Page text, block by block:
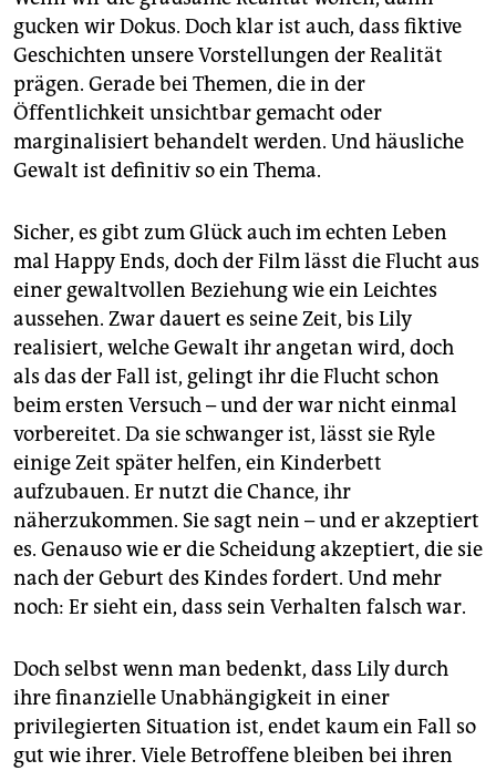
gucken wir Dokus. Doch klar ist auch, dass fiktive
Geschichten unsere Vorstellungen der Realität
prägen. Gerade bei Themen, die in der
Öffentlichkeit unsichtbar gemacht oder
marginalisiert behandelt werden. Und häusliche
Gewalt ist definitiv so ein Thema.
Sicher, es gibt zum Glück auch im echten Leben
mal Happy Ends, doch der Film lässt die Flucht aus
einer gewaltvollen Beziehung wie ein Leichtes
aussehen. Zwar dauert es seine Zeit, bis Lily
realisiert, welche Gewalt ihr angetan wird, doch
als das der Fall ist, gelingt ihr die Flucht schon
beim ersten Versuch – und der war nicht einmal
vorbereitet. Da sie schwanger ist, lässt sie Ryle
einige Zeit später helfen, ein Kinderbett
aufzubauen. Er nutzt die Chance, ihr
näherzukommen. Sie sagt nein – und er akzeptiert
es. Genauso wie er die Scheidung akzeptiert, die sie
nach der Geburt des Kindes fordert. Und mehr
noch: Er sieht ein, dass sein Verhalten falsch war.
Doch selbst wenn man bedenkt, dass Lily durch
ihre finanzielle Unabhängigkeit in einer
privilegierten Situation ist, endet kaum ein Fall so
gut wie ihrer. Viele Betroffene bleiben bei ihren